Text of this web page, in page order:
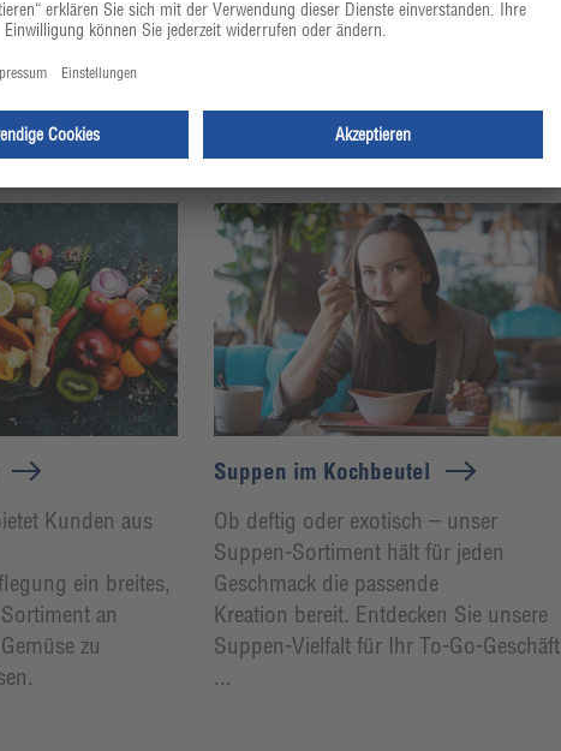
für jedes Rezept
Rezeptes. Entdecken Sie jetzt die ganze Vielfalt, mit der
Kunden aus
ein breites,
an
zu
Suppen im Kochbeutel
Ob deftig oder exotisch – unser
Suppen-Sortiment hält für jeden
Geschmack die passende
Kreation bereit. Entdecken Sie unsere
Suppen-Vielfalt für Ihr To-Go-Geschäft
...